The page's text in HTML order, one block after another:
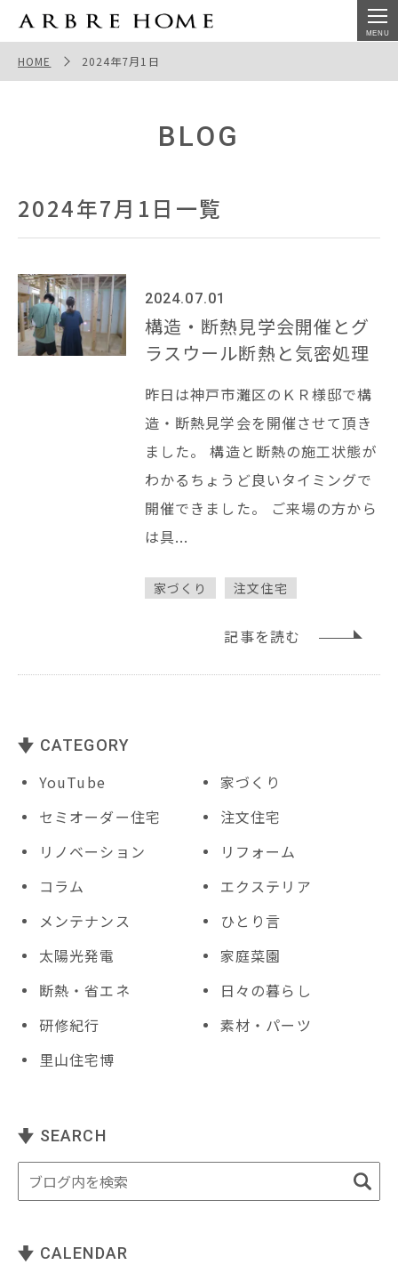
2024年7月1日 | オーブルホーム
HOME 2024年7月1日
BLOG
2024年7月1日一覧
2024.07.01
構造・断熱見学会開催とグ
ラスウール断熱と気密処理
昨日は神戸市灘区のＫＲ様邸で構
造・断熱見学会を開催させて頂き
ました。 構造と断熱の施工状態が
わかるちょうど良いタイミングで
開催できました。 ご来場の方から
は具...
家づくり 注文住宅
記事を読む
CATEGORY
YouTube
家づくり
セミオーダー住宅
注文住宅
リノベーション
リフォーム
コラム
エクステリア
メンテナンス
ひとり言
太陽光発電
家庭菜園
断熱・省エネ
日々の暮らし
研修紀行
素材・パーツ
里山住宅博
SEARCH
CALENDAR